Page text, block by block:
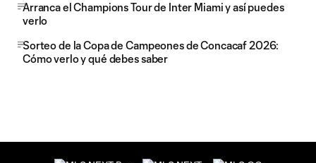
Arranca el Champions Tour de Inter Miami y así puedes
verlo
Sorteo de la Copa de Campeones de Concacaf 2026:
Cómo verlo y qué debes saber